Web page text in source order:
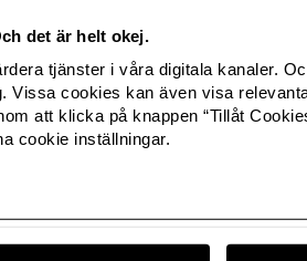
det är helt okej.
tjänster i våra digitala kanaler.
Vissa cookies kan även visa
att klicka på knappen “Tillåt
cookie inställningar.
cirka 30 procent av Lindex kunder